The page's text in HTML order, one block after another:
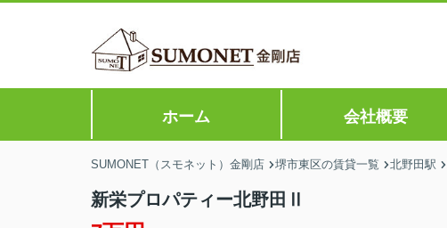
ホーム 会社概要
SUMONET（スモネット）金剛店 堺市東区の賃貸一覧 北野田駅
新栄プロパティー北野田Ⅱ